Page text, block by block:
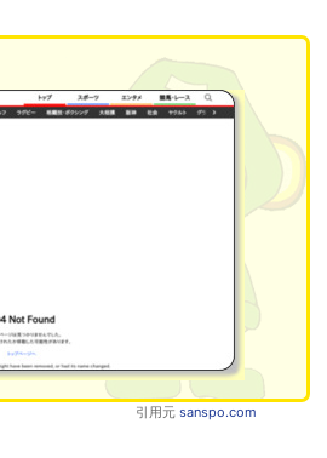
引用元 sanspo.com